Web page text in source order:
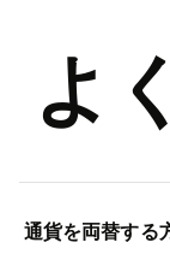
よ
通貨を両替する